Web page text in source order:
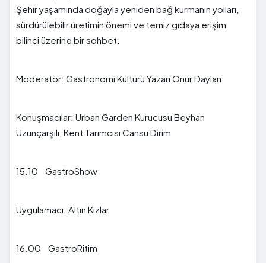
Şehir yaşamında doğayla yeniden bağ kurmanın yolları,
sürdürülebilir üretimin önemi ve temiz gıdaya erişim
bilinci üzerine bir sohbet.
Moderatör: Gastronomi Kültürü Yazarı Onur Daylan
Konuşmacılar: Urban Garden Kurucusu Beyhan
Uzunçarşılı, Kent Tarımcısı Cansu Dirim
15.10 GastroShow
Uygulamacı: Altın Kızlar
16.00 GastroRitim